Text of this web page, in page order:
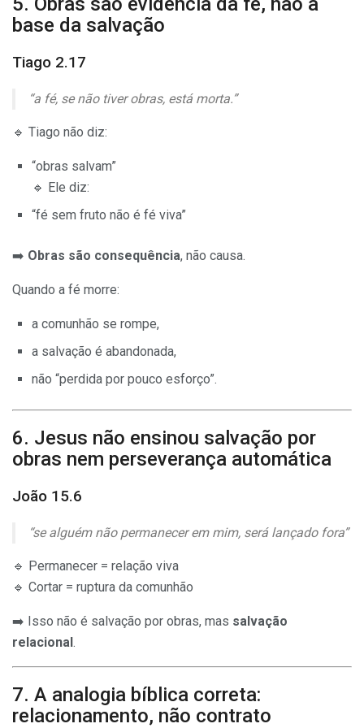
base da salvação
Tiago 2.17
“a fé, se não tiver obras, está morta.”
🔹 Tiago não diz:
“obras salvam”
🔹 Ele diz:
“fé sem fruto não é fé viva”
➡️ Obras são consequência, não causa.
Quando a fé morre:
a comunhão se rompe,
a salvação é abandonada,
não “perdida por pouco esforço”.
6. Jesus não ensinou salvação por
obras nem perseverança automática
João 15.6
“se alguém não permanecer em mim, será lançado fora”
🔹 Permanecer = relação viva
🔹 Cortar = ruptura da comunhão
➡️ Isso não é salvação por obras, mas salvação
relacional.
7. A analogia bíblica correta:
relacionamento, não contrato